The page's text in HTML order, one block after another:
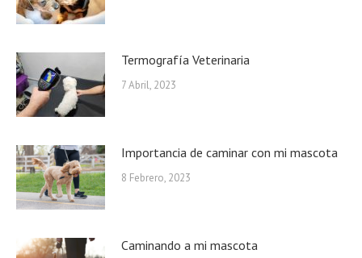
Termografía Veterinaria
7 Abril, 2023
Importancia de caminar con mi mascota
8 Febrero, 2023
Caminando a mi mascota